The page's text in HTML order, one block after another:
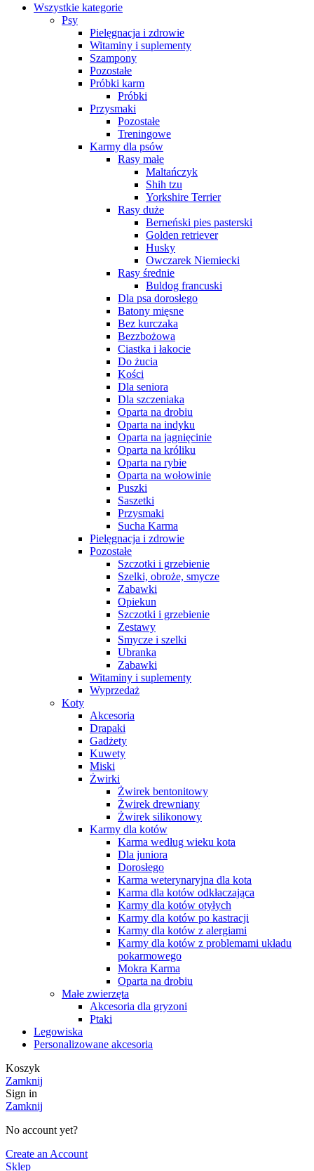
Wszystkie kategorie
Psy
Pielęgnacja i zdrowie
Witaminy i suplementy
Szampony
Pozostałe
Próbki karm
Próbki
Przysmaki
Pozostałe
Treningowe
Karmy dla psów
Rasy małe
Maltańczyk
Shih tzu
Yorkshire Terrier
Rasy duże
Berneński pies pasterski
Golden retriever
Husky
Owczarek Niemiecki
Rasy średnie
Buldog francuski
Dla psa dorosłego
Batony mięsne
Bez kurczaka
Bezzbożowa
Ciastka i łakocie
Do żucia
Kości
Dla seniora
Dla szczeniaka
Oparta na drobiu
Oparta na indyku
Oparta na jagnięcinie
Oparta na króliku
Oparta na rybie
Oparta na wołowinie
Puszki
Saszetki
Przysmaki
Sucha Karma
Pielęgnacja i zdrowie
Pozostałe
Szczotki i grzebienie
Szelki, obroże, smycze
Zabawki
Opiekun
Szczotki i grzebienie
Zestawy
Smycze i szelki
Ubranka
Zabawki
Witaminy i suplementy
Wyprzedaż
Koty
Akcesoria
Drapaki
Gadżety
Kuwety
Miski
Żwirki
Żwirek bentonitowy
Żwirek drewniany
Żwirek silikonowy
Karmy dla kotów
Karma według wieku kota
Dla juniora
Dorosłego
Karma weterynaryjna dla kota
Karma dla kotów odkłaczająca
Karmy dla kotów otyłych
Karmy dla kotów po kastracji
Karmy dla kotów z alergiami
Karmy dla kotów z problemami układu
pokarmowego
Mokra Karma
Oparta na drobiu
Małe zwierzęta
Akcesoria dla gryzoni
Ptaki
Legowiska
Personalizowane akcesoria
Koszyk
Zamknij
Sign in
Zamknij
No account yet?
Create an Account
Sklep